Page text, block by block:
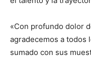
«Con profundo dolor
agradecemos a todos
sumado con sus